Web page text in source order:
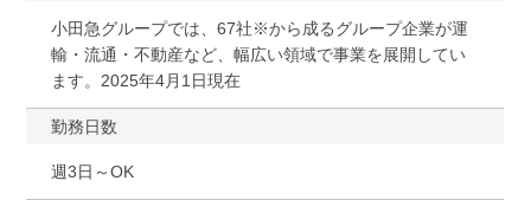
小田急グループでは、67社※から成るグループ企業が運
輸・流通・不動産など、幅広い領域で事業を展開してい
ます。2025年4月1日現在
勤務日数
週3日～OK